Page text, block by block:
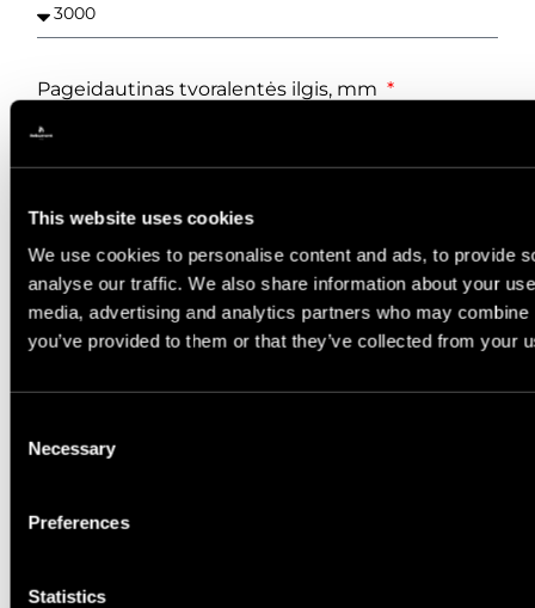
This website uses cookies
We use cookies to personalise content and ads, to provide
analyse our traffic. We also share information about your
media, advertising and analytics partners who may
you’ve provided to them or that they’ve collected from your
Selection
Necessary
Preferences
Statistics
Pageidautinas tvoralentės ilgis, mm
Kiekis, m²
Reikalingas kiekis, m²